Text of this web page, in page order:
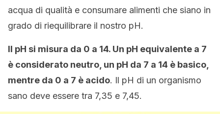
acqua di qualità e consumare alimenti che siano in
grado di riequilibrare il nostro pH.
Il pH si misura da 0 a 14. Un pH equivalente a 7
è considerato neutro, un pH da 7 a 14 è basico,
mentre da 0 a 7 è acido. Il pH di un organismo
sano deve essere tra 7,35 e 7,45.